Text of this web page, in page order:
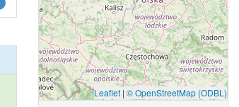
Leaflet| © OpenStreetMap (ODBL)